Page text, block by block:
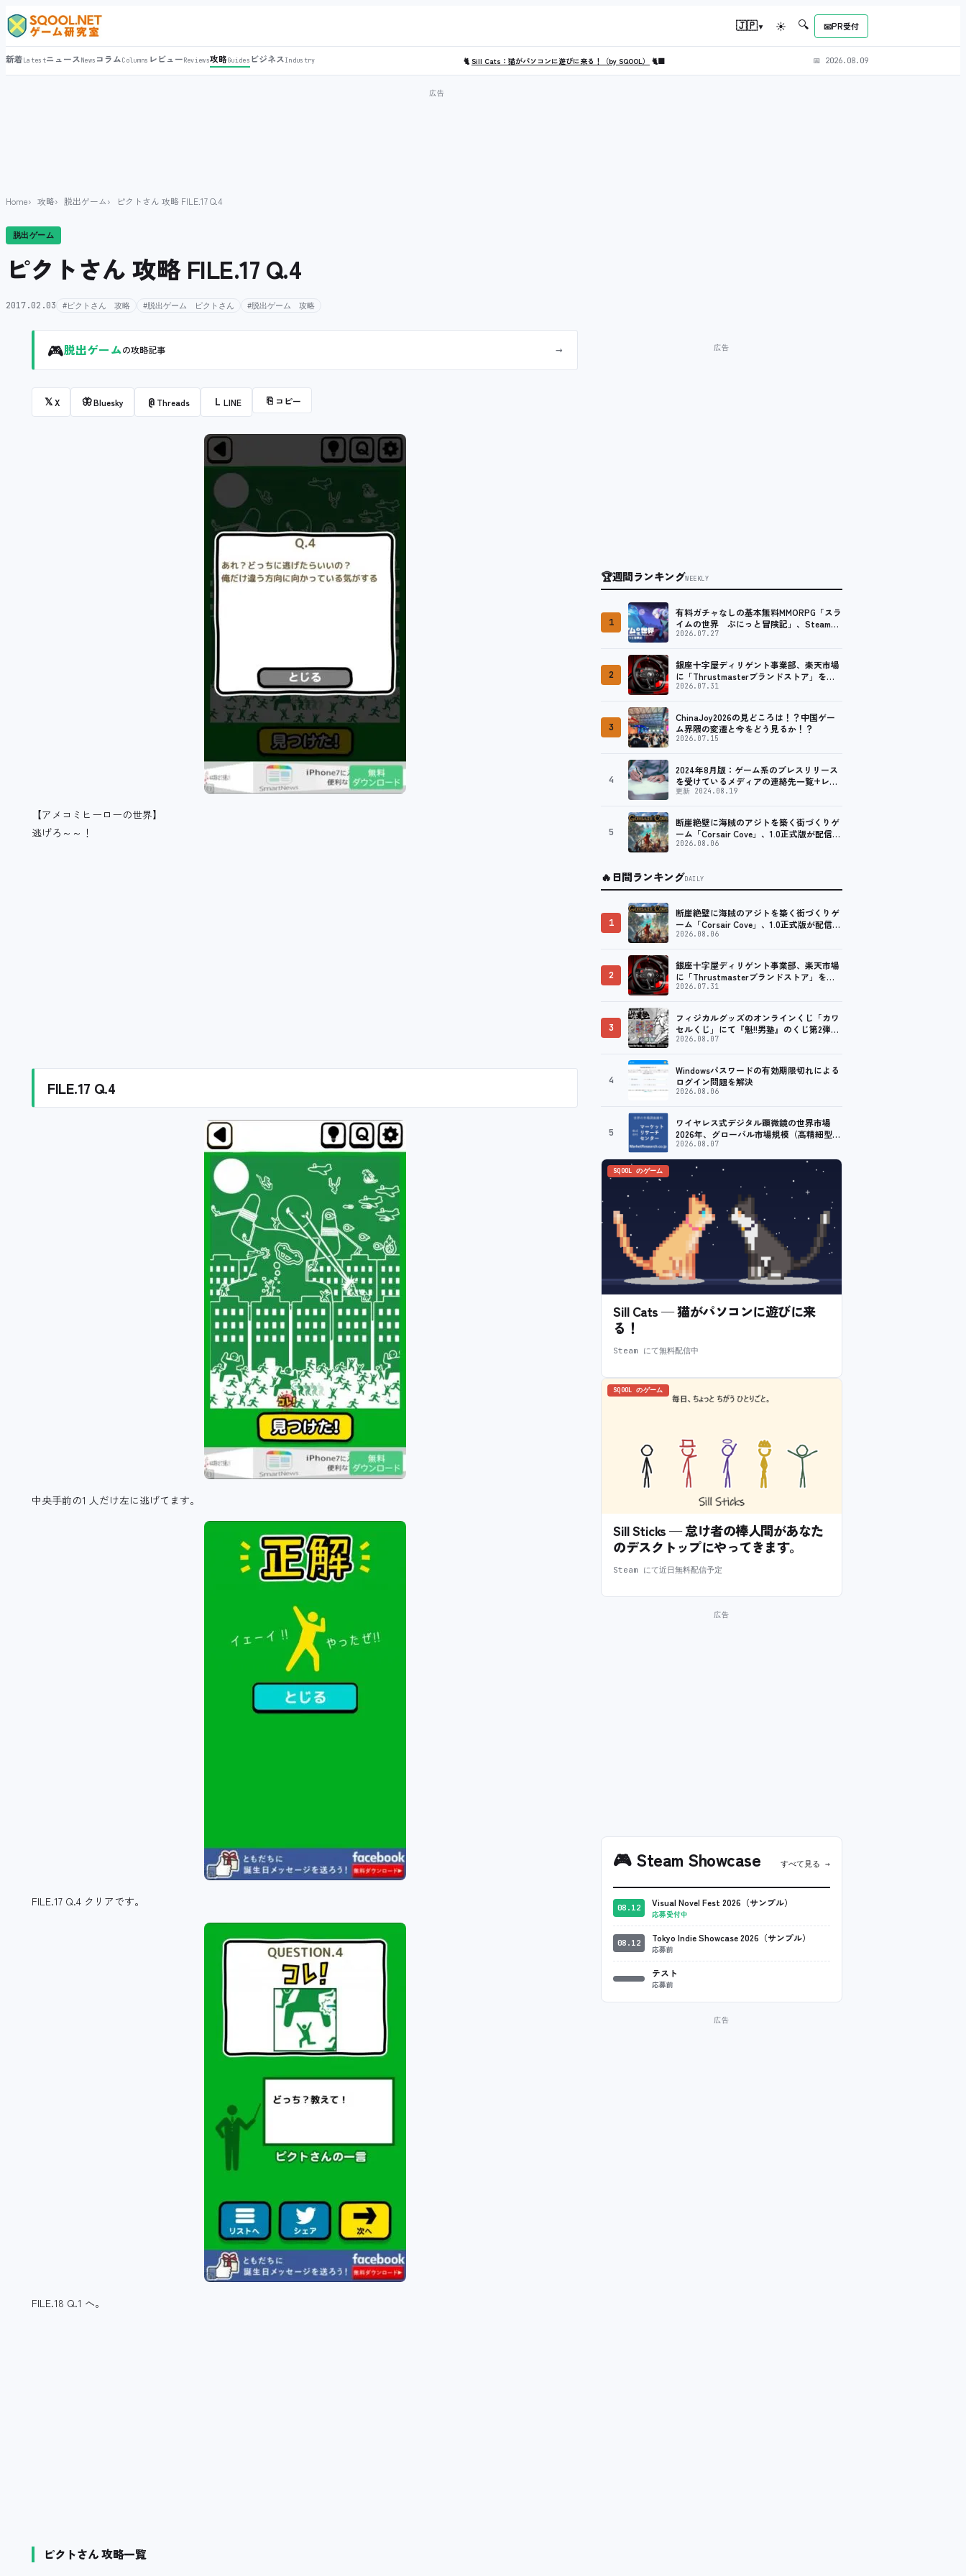
🇯🇵▾ ☀ 🔍 📧PR受付
新着LatestニュースNews コラムColumns レビューReviews攻略Guides ビジネスIndustry 🐈Sill Cats：猫がパソコンに遊びに来る！（by SQOOL） 🐈‍⬛ 📅 2026.08.09
Home 攻略 脱出ゲーム ピクトさん 攻略 FILE.17 Q.4
脱出ゲーム
ピクトさん 攻略 FILE.17 Q.4
2017.02.03 #ピクトさん 攻略 #脱出ゲーム ピクトさん #脱出ゲーム 攻略
🎮脱出ゲームの攻略記事 →
𝕏X 🦋Bluesky @ Threads L LINE ⎘ コピー
【アメコミヒーローの世界】
逃げろ～～！
FILE.17 Q.4
中央手前の1 人だけ左に逃げてます。
FILE.17 Q.4 クリアです。
FILE.18 Q.1 へ。
ピクトさん 攻略一覧
🏆週間ランキングWEEKLY
1
有料ガチャなしの基本無料MMORPG「スラ
イムの世界 ぷにっと冒険記」、Steam向
けの無料体験版が8月末に配信決定
2026.07.27
2
銀座十字屋ディリゲント事業部、楽天市場
に「Thrustmasterブランドストア」をオ
ープン。記念キャンペーンでポイントアッ
ローラーを中心に、幅広くラインナップ
2026.07.31
3
ChinaJoy2026の見どころは！？中国ゲー
ム界隈の変遷と今をどう見るか！？
2026.07.15
4
2024年8月版：ゲーム系のプレスリリース
を受けているメディアの連絡先一覧+レビ
ュー依頼先一覧
更新 2024.08.19
5
断崖絶壁に海賊のアジトを築く街づくりゲ
ーム「Corsair Cove」、1.0正式版が配信開
始！
2026.08.06
🔥日間ランキングDAILY
1
断崖絶壁に海賊のアジトを築く街づくりゲ
ーム「Corsair Cove」、1.0正式版が配信開
始！
2026.08.06
2
銀座十字屋ディリゲント事業部、楽天市場
に「Thrustmasterブランドストア」をオ
ープン。記念キャンペーンでポイントアッ
2026.07.31
3
フィジカルグッズのオンラインくじ「カワ
セルくじ」にて『魁!!男塾』のくじ第2弾が
販売開始！
2026.08.07
4
Windowsパスワードの有効期限切れによる
ログイン問題を解決
2026.08.06
5
ワイヤレス式デジタル顕微鏡の世界市場
2026年、グローバル市場規模（高精細型、
超高精細型）・分析レポートを発表
2026.08.07
SQOOL のゲーム
Sill Cats — 猫がパソコンに遊びに来
る！
Steam にて無料配信中
SQOOL のゲーム
Sill Sticks — 怠け者の棒人間があなた
のデスクトップにやってきます。
Steam にて近日無料配信予定
🎮Steam Showcase すべて見る →
08.12 Visual Novel Fest 2026（サンプル）
応募受付中
08.12 Tokyo Indie Showcase 2026（サンプル）
応募前
テスト
応募前